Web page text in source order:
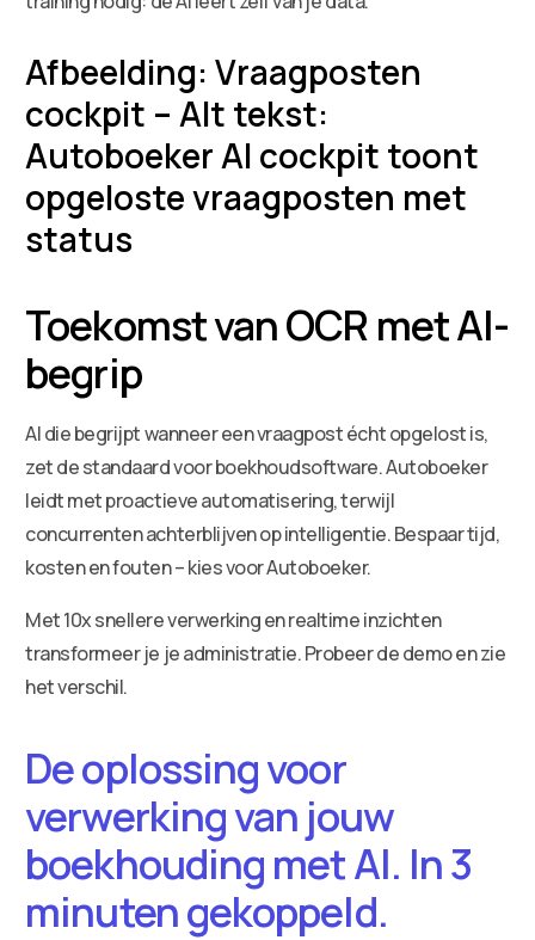
Afbeelding: Vraagposten
cockpit – Alt tekst:
Autoboeker AI cockpit toont
opgeloste vraagposten met
status
Toekomst van OCR met AI-
begrip
AI die begrijpt wanneer een vraagpost écht opgelost is,
zet de standaard voor boekhoudsoftware. Autoboeker
leidt met proactieve automatisering, terwijl
concurrenten achterblijven op intelligentie. Bespaar tijd,
kosten en fouten – kies voor Autoboeker.
Met 10x snellere verwerking en realtime inzichten
transformeer je je administratie. Probeer de demo en zie
het verschil.
De oplossing voor
verwerking van jouw
boekhouding met AI. In 3
minuten gekoppeld.